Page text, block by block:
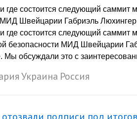
где состоится следующий
МИД Швейцарии Габриэль
где состоится следующий
безопасности МИД Швейцарии
Мы обсуждали это с
Украина Россия
подписи под